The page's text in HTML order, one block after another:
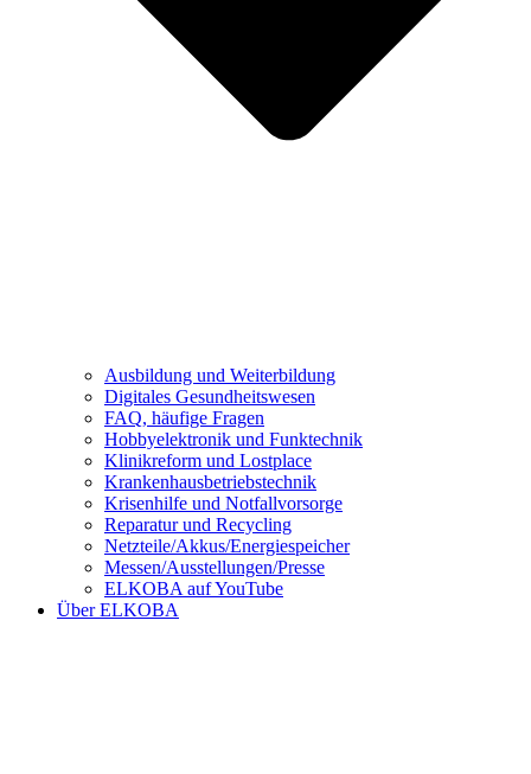
Ausbildung und Weiterbildung
Digitales Gesundheitswesen
FAQ, häufige Fragen
Hobbyelektronik und Funktechnik
Klinikreform und Lostplace
Krankenhausbetriebstechnik
Krisenhilfe und Notfallvorsorge
Reparatur und Recycling
Netzteile/Akkus/Energiespeicher
Messen/Ausstellungen/Presse
ELKOBA auf YouTube
Über ELKOBA